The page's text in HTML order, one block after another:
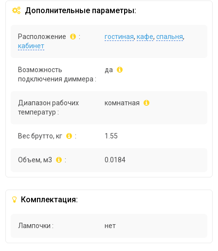
Дополнительные параметры:
Расположение : гостиная,кафе,спальня,
кабинет
Возможность
подключения диммера :
да
Диапазон рабочих
температур :
комнатная
Вес брутто, кг : 1.55
Объем, м3 : 0.0184
Комплектация:
Лампочки : нет